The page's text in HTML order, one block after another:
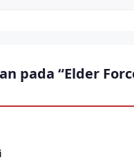
pada “Elder